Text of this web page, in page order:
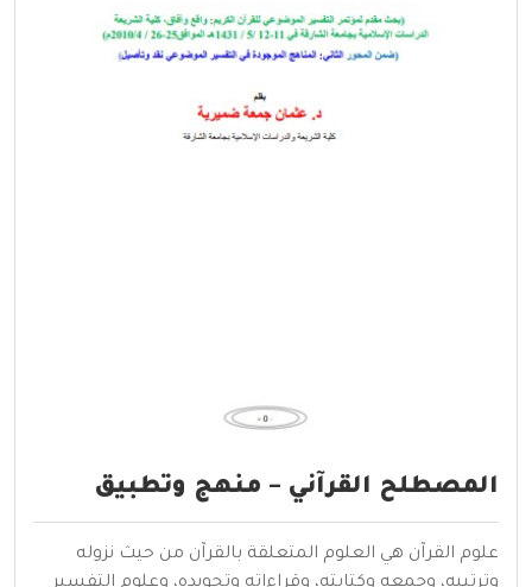
المصطلح القرآني – منهج وتطبيق
علوم القرآن هي العلوم المتعلقة بالقرآن من حيث نزوله